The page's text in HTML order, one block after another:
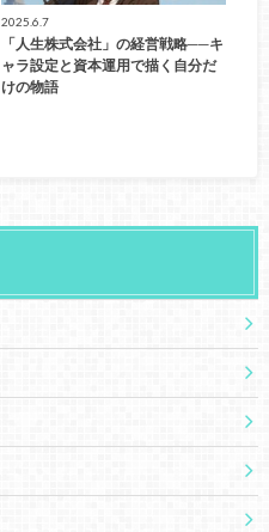
2025.6.7
「人生株式会社」の経営戦略──キ
ャラ設定と資本運用で描く自分だ
けの物語